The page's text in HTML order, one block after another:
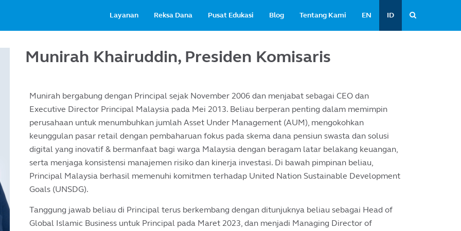
EN ID
Main
navigation
Layanan Reksa Dana Pusat Edukasi Blog Tentang Kami
Munirah Khairuddin, Presiden Komisaris
Munirah bergabung dengan Principal sejak November 2006 dan menjabat sebagai CEO dan
Executive Director Principal Malaysia pada Mei 2013. Beliau berperan penting dalam memimpin
perusahaan untuk menumbuhkan jumlah Asset Under Management (AUM), mengokohkan
keunggulan pasar retail dengan pembaharuan fokus pada skema dana pensiun swasta dan solusi
digital yang inovatif & bermanfaat bagi warga Malaysia dengan beragam latar belakang keuangan,
serta menjaga konsistensi manajemen risiko dan kinerja investasi. Di bawah pimpinan beliau,
Principal Malaysia berhasil memenuhi komitmen terhadap United Nation Sustainable Development
Goals (UNSDG).
Tanggung jawab beliau di Principal terus berkembang dengan ditunjuknya beliau sebagai Head of
Global Islamic Business untuk Principal pada Maret 2023, dan menjadi Managing Director of